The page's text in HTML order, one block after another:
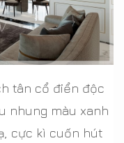
tân cổ điển độc
nhung màu xanh
cực kì cuốn hút